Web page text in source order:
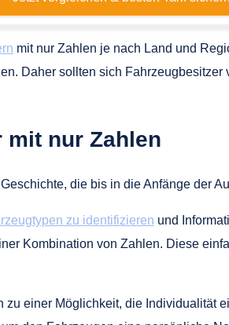
mit nur Zahlen je nach Land und
Daher sollten sich
mit nur Zahlen
die bis in die Anfänge der
zu identifizieren und
Kombination von Zahlen. Diese
einer Möglichkeit, die